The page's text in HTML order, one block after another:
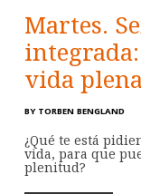
Martes.
vida
BY TORBEN BENGLAND
¿Qué te está
vida, para que
plenitud?